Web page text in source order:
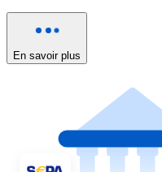
En savoir plus